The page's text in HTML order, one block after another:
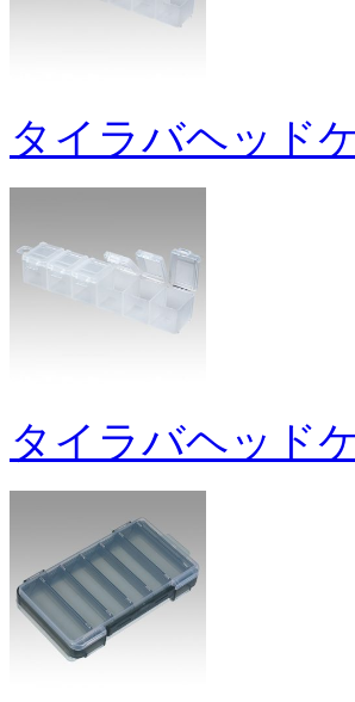
タイラバヘッド
タイラバヘッド